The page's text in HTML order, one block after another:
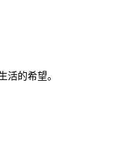
活的希望。